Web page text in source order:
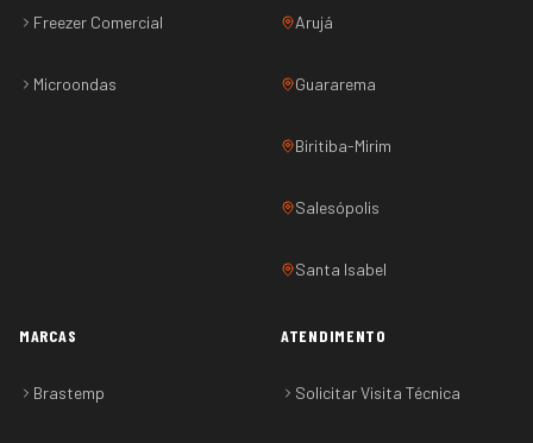
Freezer Comercial
Microondas
Arujá
Guararema
Biritiba-Mirim
Salesópolis
Santa Isabel
MARCAS
Brastemp
ATENDIMENTO
Solicitar Visita Técnica